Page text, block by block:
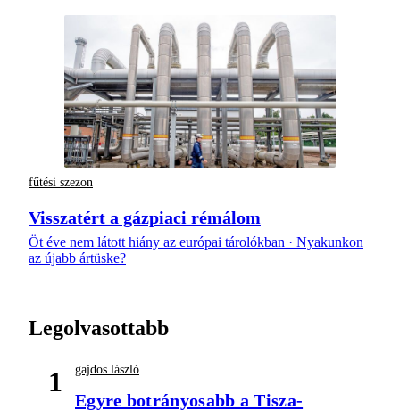
fűtési szezon
Visszatért a gázpiaci rémálom
Öt éve nem látott hiány az európai tárolókban · Nyakunkon
az újabb ártüske?
Legolvasottabb
1 gajdos lászló
Egyre botrányosabb a Tisza-